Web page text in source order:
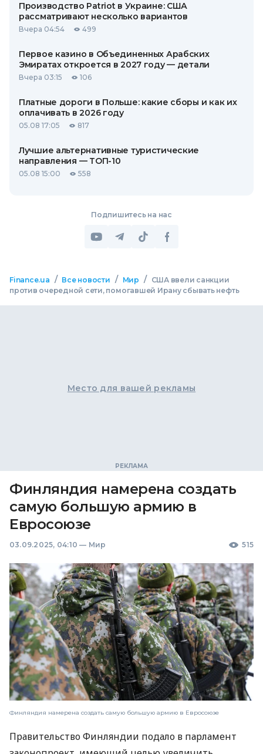
Производство Patriot в Украине: США
рассматривают несколько вариантов
Вчера 04:54 499
Первое казино в Объединенных Арабских
Эмиратах откроется в 2027 году — детали
Вчера 03:15 106
Платные дороги в Польше: какие сборы и как их
оплачивать в 2026 году
05.08 17:05 817
Лучшие альтернативные туристические
направления — ТОП-10
05.08 15:00 558
Подпишитесь на нас
Finance.ua / Все новости / Мир /
США ввели санкции
против очередной сети, помогавшей Ирану сбывать нефть
Место для вашей рекламы
Финляндия намерена создать
самую большую армию в
Евросоюзе
03.09.2025, 04:10 — Мир 515
Финляндия намерена создать самую большую армию в Евросоюзе
Правительство Финляндии подало в парламент